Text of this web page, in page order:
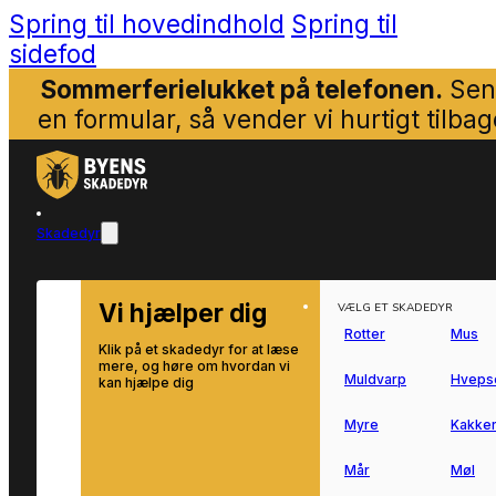
Spring til hovedindhold Spring til
sidefod
Sommerferielukket på telefonen.
en formular, så vender vi hurtigt
Skadedyr
Vi hjælper dig
Klik på et skadedyr for at læse
mere, og høre om hvordan vi
kan hjælpe dig
VÆLG ET SKADEDYR
Rotter Mus
Muldvarp
Myre
Mår Møl